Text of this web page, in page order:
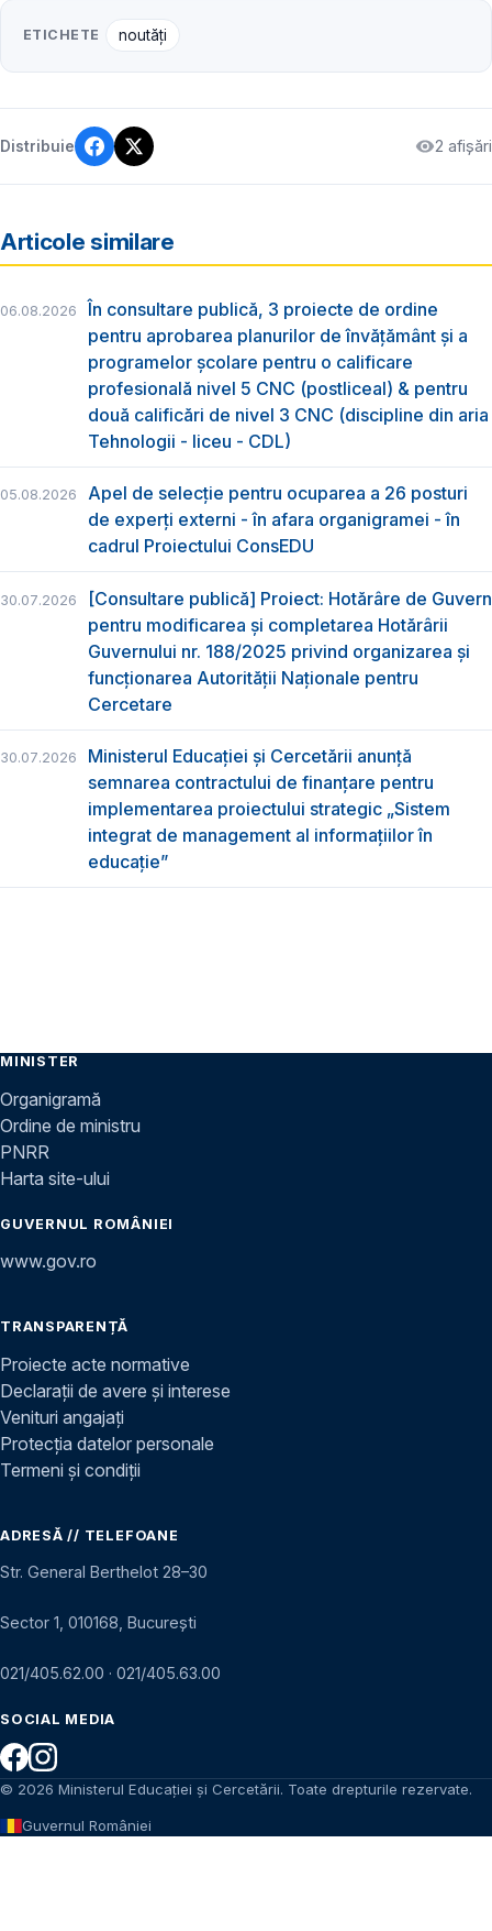
ETICHETE noutăți
Distribuie 2 afișări
Articole similare
06.08.2026
În consultare publică, 3 proiecte de ordine
pentru aprobarea planurilor de învățământ și a
programelor școlare pentru o calificare
profesională nivel 5 CNC (postliceal) & pentru
două calificări de nivel 3 CNC (discipline din aria
Tehnologii - liceu - CDL)
05.08.2026
Apel de selecție pentru ocuparea a 26 posturi
de experți externi - în afara organigramei - în
cadrul Proiectului ConsEDU
30.07.2026
[Consultare publică] Proiect: Hotărâre de Guvern
pentru modificarea și completarea Hotărârii
Guvernului nr. 188/2025 privind organizarea şi
funcţionarea Autorităţii Naţionale pentru
Cercetare
30.07.2026
Ministerul Educației și Cercetării anunță
semnarea contractului de finanțare pentru
implementarea proiectului strategic „Sistem
integrat de management al informațiilor în
educație”
MINISTER
Organigramă
Ordine de ministru
PNRR
Harta site-ului
GUVERNUL ROMÂNIEI
www.gov.ro
TRANSPARENȚĂ
Proiecte acte normative
Declarații de avere și interese
Venituri angajați
Protecția datelor personale
Termeni și condiții
ADRESĂ // TELEFOANE
Str. General Berthelot 28–30
Sector 1, 010168, București
021/405.62.00 · 021/405.63.00
SOCIAL MEDIA
© 2026 Ministerul Educației și Cercetării. Toate drepturile rezervate.
Guvernul României